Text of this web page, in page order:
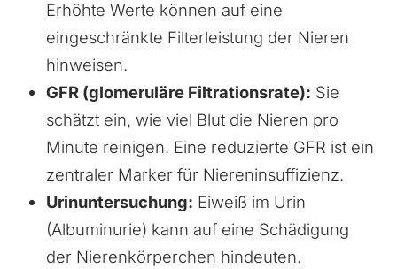
Erhöhte Werte können auf eine
eingeschränkte Filterleistung der Nieren
hinweisen.
GFR (glomeruläre Filtrationsrate): Sie
schätzt ein, wie viel Blut die Nieren pro
Minute reinigen. Eine reduzierte GFR ist ein
zentraler Marker für Niereninsuffizienz.
Urinuntersuchung: Eiweiß im Urin
(Albuminurie) kann auf eine Schädigung
der Nierenkörperchen hindeuten.